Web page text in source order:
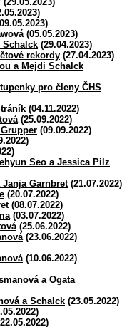
(05.05.2023)
Schalck (29.04.2023)
rekordy (27.04.2023)
a Mejdi Schalck
pro členy ČHS
(04.11.2022)
(25.09.2022)
(09.09.2022)
Seo a Jessica Pilz
Garnbret(21.07.2022)
(20.07.2022)
(08.07.2022)
(03.07.2022)
(25.06.2022)
(23.06.2022)
(10.06.2022)
a Ogata
a Schalck (23.05.2022)